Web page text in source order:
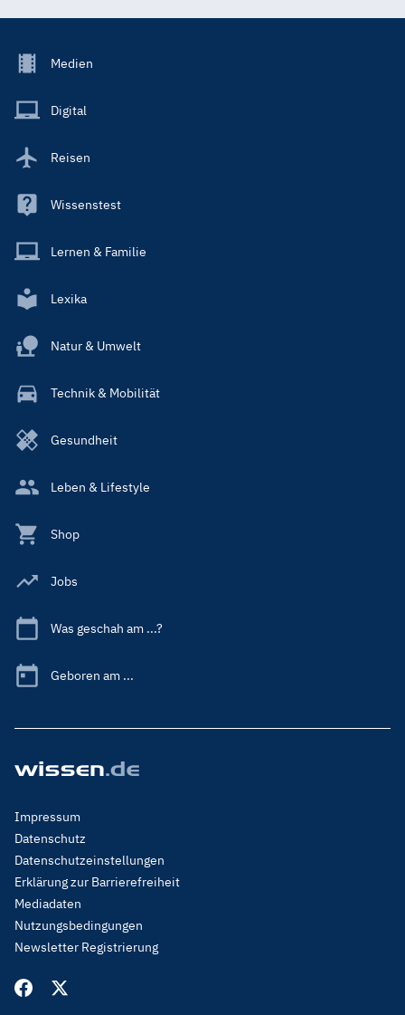
Footer
Main
Medien
Digital
Reisen
Wissenstest
Lernen & Familie
Lexika
Natur & Umwelt
Technik & Mobilität
Gesundheit
Leben & Lifestyle
Shop
Jobs
Was geschah am ...?
Geboren am ...
Footer
Menu
Legal
Impressum
Datenschutz
Datenschutzeinstellungen
Erklärung zur Barrierefreiheit
Mediadaten
Nutzungsbedingungen
Newsletter Registrierung